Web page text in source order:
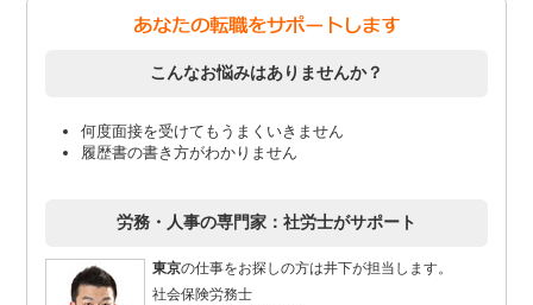
こんなお悩みはありませんか？
何度面接を受けてもうまくいきません
履歴書の書き方がわかりません
労務・人事の専門家：社労士がサポート
東京の仕事をお探しの方は井下が担当します。
社会保険労務士